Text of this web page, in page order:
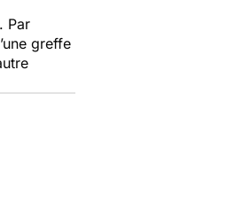
Par
greffe